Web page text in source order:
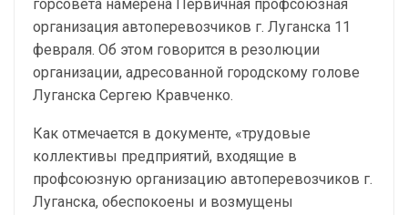
горсовета намерена Первичная профсоюзная
организация автоперевозчиков г. Луганска 11
февраля. Об этом говорится в резолюции
организации, адресованной городскому голове
Луганска Сергею Кравченко.
Как отмечается в документе, «трудовые
коллективы предприятий, входящие в
профсоюзную организацию автоперевозчиков г.
Луганска, обеспокоены и возмущены